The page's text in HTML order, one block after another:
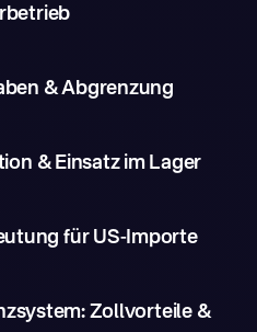
& Abgrenzung
& Einsatz im Lager
für US-Importe
Zollvorteile &